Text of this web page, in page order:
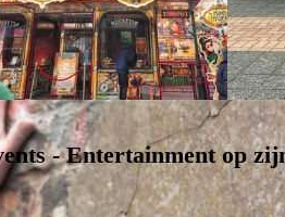
- Entertainment op